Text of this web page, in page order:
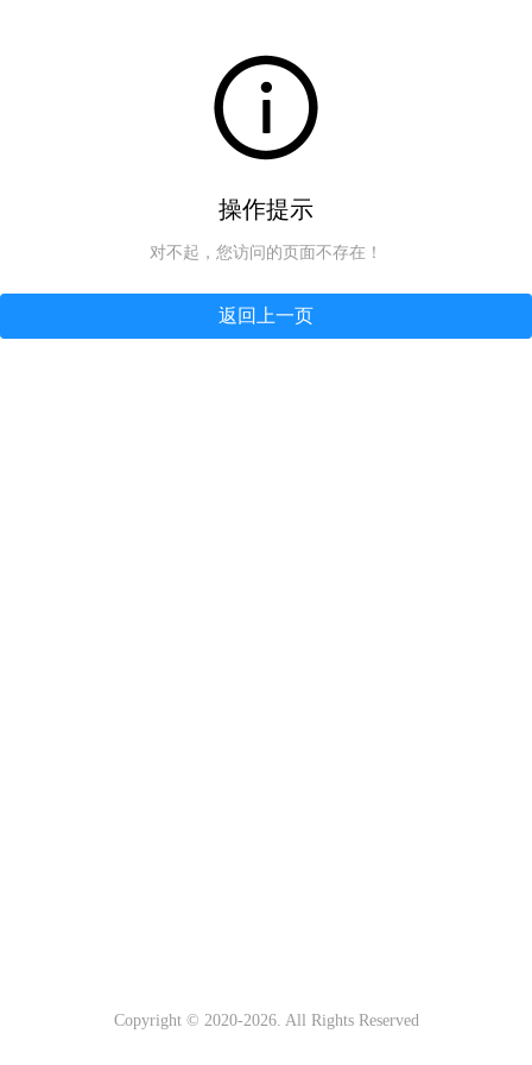
操作提示
对不起，您访问的页面不存在！
返回上一页
Copyright © 2020-2026. All Rights Reserved